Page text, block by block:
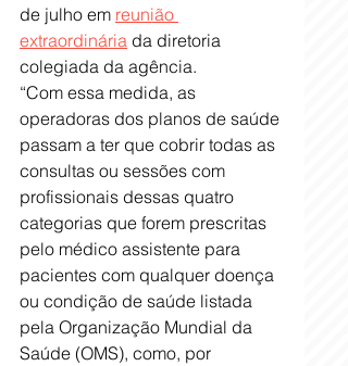
de julho em reunião
extraordinária da diretoria
colegiada da agência.
“Com essa medida, as
operadoras dos planos de saúde
passam a ter que cobrir todas as
consultas ou sessões com
profissionais dessas quatro
categorias que forem prescritas
pelo médico assistente para
pacientes com qualquer doença
ou condição de saúde listada
pela Organização Mundial da
Saúde (OMS), como, por